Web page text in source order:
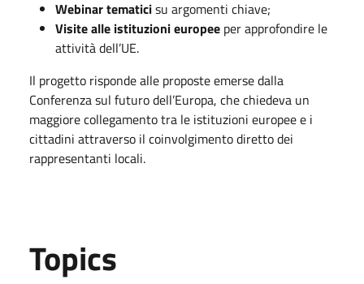
Webinar tematicisu argomenti chiave;
Visite alle istituzioni europee per approfondire le
attività dell’UE.
Il progetto risponde alle proposte emerse dalla
Conferenza sul futuro dell’Europa, che chiedeva un
maggiore collegamento tra le istituzioni europee e i
cittadini attraverso il coinvolgimento diretto dei
rappresentanti locali.
Topics